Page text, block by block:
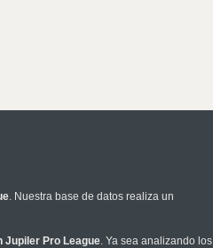
. Nuestra base de datos realiza un
Jupiler Pro League. Ya sea analizando los